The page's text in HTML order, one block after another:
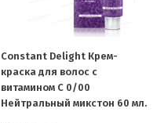
Constant Delight Крем-
краска для волос с
витамином С 0/00
Нейтральный микстон 60 мл.